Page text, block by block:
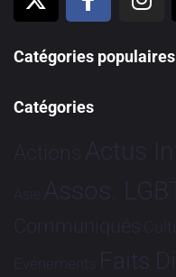
Catégories populaires
Catégories
Actions Actus
Asie Assos.
Communiqués
Evénements Faits